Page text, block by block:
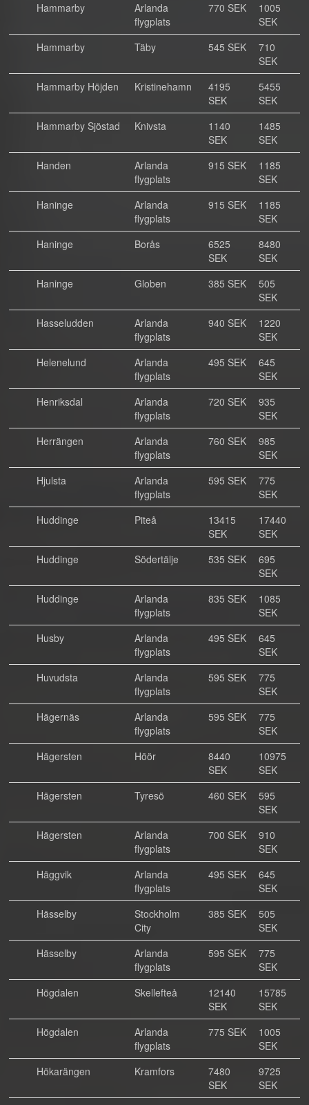
Hammarby
Arlanda
flygplats
770 SEK
1005
SEK
Hammarby
Täby 545 SEK
710
SEK
Hammarby Höjden
Kristinehamn
4195
SEK
5455
SEK
Hammarby Sjöstad
Knivsta
1140
SEK
1485
SEK
Handen
Arlanda
flygplats
915 SEK
1185
SEK
Haninge
Arlanda
flygplats
915 SEK
1185
SEK
Haninge
Borås
6525
SEK
8480
SEK
Haninge
Globen 385 SEK
505
SEK
Hasseludden
Arlanda
flygplats
940 SEK
1220
SEK
Helenelund
Arlanda
flygplats
495 SEK
645
SEK
Henriksdal
Arlanda
flygplats
720 SEK
935
SEK
Herrängen
Arlanda
flygplats
760 SEK
985
SEK
Hjulsta
Arlanda
flygplats
595 SEK
775
SEK
Huddinge
Piteå
13415
SEK
17440
SEK
Huddinge
Södertälje 535 SEK
695
SEK
Huddinge
Arlanda
flygplats
835 SEK
1085
SEK
Husby
Arlanda
flygplats
495 SEK
645
SEK
Huvudsta
Arlanda
flygplats
595 SEK
775
SEK
Hägernäs
Arlanda
flygplats
595 SEK
775
SEK
Hägersten
Höör
8440
SEK
10975
SEK
Hägersten
Tyresö 460 SEK
595
SEK
Hägersten
Arlanda
flygplats
700 SEK
910
SEK
Häggvik
Arlanda
flygplats
495 SEK
645
SEK
Hässelby
Stockholm
City
385 SEK
505
SEK
Hässelby
Arlanda
flygplats
595 SEK
775
SEK
Högdalen
Skellefteå
12140
SEK
15785
SEK
Högdalen
Arlanda
flygplats
775 SEK
1005
SEK
Hökarängen
Kramfors
7480
SEK
9725
SEK